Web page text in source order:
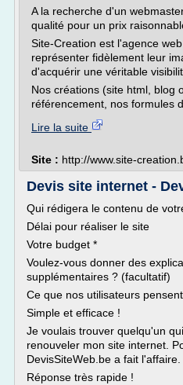
A la recherche d'un
qualité pour un prix
Site-Creation est l'agence
représenter fidèlement leur
d'acquérir une véritable
Nos créations (site html, blog
référencement, nos formules
Lire la suite
Site : http://www.site-
Devis site internet -
Qui rédigera le contenu de
Délai pour réaliser le site
Votre budget *
Voulez-vous donner des
supplémentaires ? (facultatif)
Ce que nos utilisateurs
Simple et efficace !
Je voulais trouver quelqu'un
renouveler mon site internet.
DevisSiteWeb.be a fait l'affaire.
Réponse très rapide !